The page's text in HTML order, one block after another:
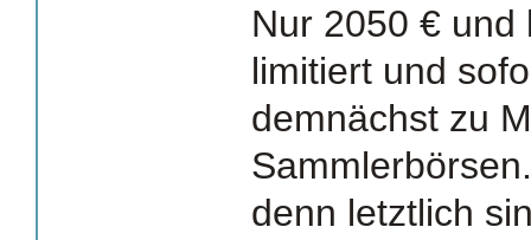
Nur 2050 € und
limitiert und
demnächst zu
denn letztlich